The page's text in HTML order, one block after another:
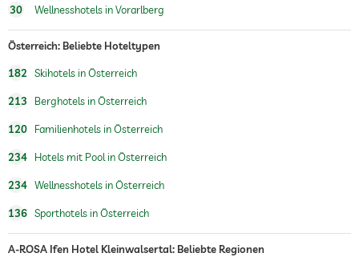
Frühstück im Restaurant
Frühstück auf dem Zimmer
Hunde erlaubt Gegen Gebühr
Hundeverpflegung
Wasser/Futternäpfe auf Anfrage im
Hundekörbchen auf Anfrage
Fahrradverleih
Wintersportmöglichkeiten
Ski
30 Wellnesshotels in Vorarlberg
Österreich: Beliebte Hoteltypen
182 Skihotels in Österreich
213 Berghotels in Österreich
120 Familienhotels in Österreich
234 Hotels mit Pool in Österreich
234 Wellnesshotels in Österreich
136 Sporthotels in Österreich
A-ROSA Ifen Hotel Kleinwalsertal: Beliebte Regionen